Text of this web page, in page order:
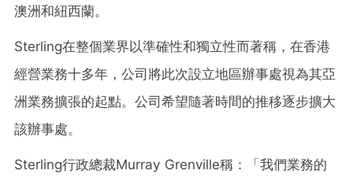
澳洲和紐西蘭。
Sterling在整個業界以準確性和獨立性而著稱，在香港
經營業務十多年，公司將此次設立地區辦事處視為其亞
洲業務擴張的起點。公司希望隨著時間的推移逐步擴大
該辦事處。
Sterling行政總裁Murray Grenville稱：「我們業務的